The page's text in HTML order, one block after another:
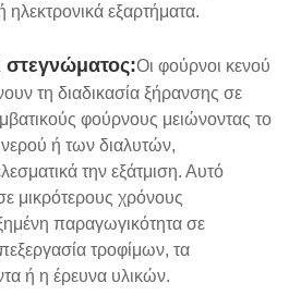
εξαρτήματα.
στεγνώματος:Οι φούρνοι κενού
τη διαδικασία ξήρανσης σε
φούρνους μειώνοντας το
ή των διαλυτών,
την εξάτμιση. Αυτό
μικρότερους χρόνους
παραγωγικότητα σε
τροφίμων, τα
ή η έρευνα υλικών.